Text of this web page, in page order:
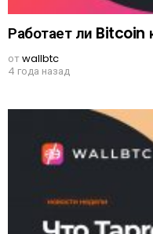
Работает ли Bitcoin
отwallbtc
4 года назад